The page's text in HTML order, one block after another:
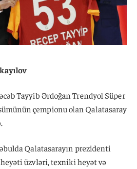
Tayyib Ərdoğan Trendyol Süper
çempionu olan Qalatasaray
Qalatasarayın prezidenti
üzvləri, texniki heyət və